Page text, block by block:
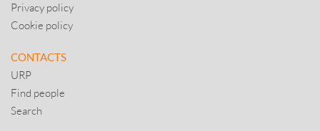
Privacy policy
Cookie policy
CONTACTS
URP
Find people
Search